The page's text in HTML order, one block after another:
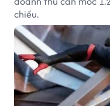
chiếu.